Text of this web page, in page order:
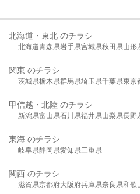
北海道・東北 のチラシ
北海道青森県岩手県宮城県秋田県山形
関東 のチラシ
茨城県栃木県群馬県埼玉県千葉県東京
甲信越・北陸 のチラシ
新潟県富山県石川県福井県山梨県長野
東海 のチラシ
岐阜県静岡県愛知県三重県
関西 のチラシ
滋賀県京都府大阪府兵庫県奈良県和歌